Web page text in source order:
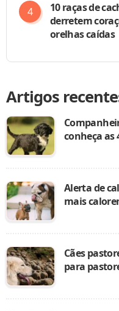
10 raças de
derretem
orelhas caídas
Artigos
conheça as
Alerta de
mais
Cães
para